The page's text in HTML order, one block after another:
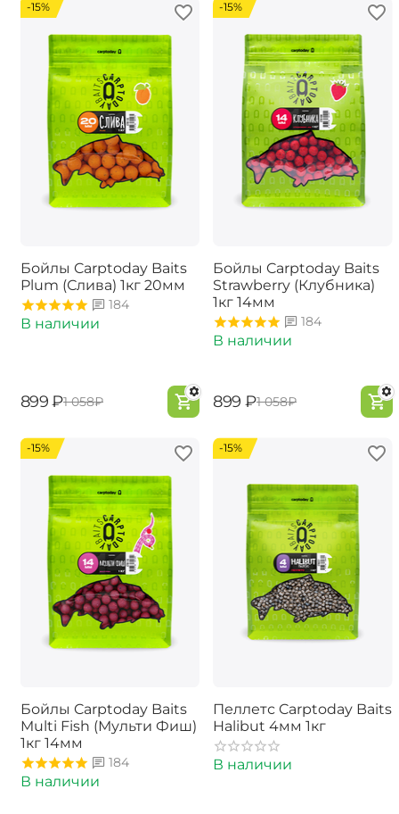
-15%
Бойлы Carptoday Baits
Plum (Слива) 1кг 20мм
184
В наличии
‍899‍ ₽‍1 058‍₽
-15%
Бойлы Carptoday Baits
Strawberry (Клубника)
1кг 14мм
184
В наличии
‍899‍ ₽‍1 058‍₽
-15%
Бойлы Carptoday Baits
Multi Fish (Мульти Фиш)
1кг 14мм
184
В наличии
-15%
Пеллетс Carptoday Baits
Halibut 4мм 1кг
В наличии